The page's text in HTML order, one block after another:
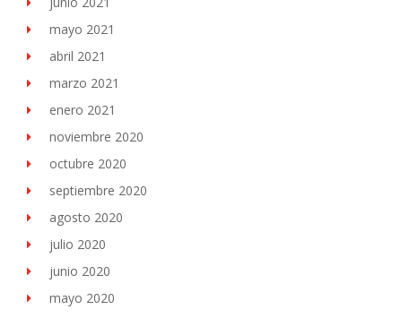
mayo 2021
abril 2021
marzo 2021
enero 2021
noviembre 2020
octubre 2020
septiembre 2020
agosto 2020
julio 2020
junio 2020
mayo 2020